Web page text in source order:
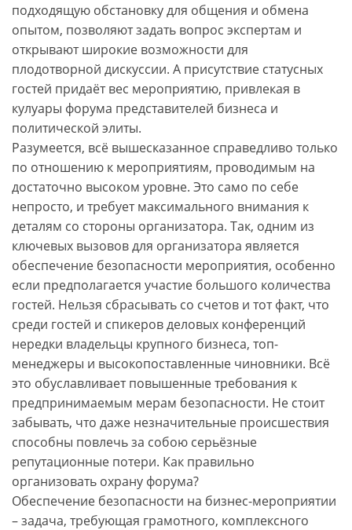
подходящую обстановку для общения и обмена
опытом, позволяют задать вопрос экспертам и
открывают широкие возможности для
плодотворной дискуссии. А присутствие статусных
гостей придаёт вес мероприятию, привлекая в
кулуары форума представителей бизнеса и
политической элиты.
Разумеется, всё вышесказанное справедливо только
по отношению к мероприятиям, проводимым на
достаточно высоком уровне. Это само по себе
непросто, и требует максимального внимания к
деталям со стороны организатора. Так, одним из
ключевых вызовов для организатора является
обеспечение безопасности мероприятия, особенно
если предполагается участие большого количества
гостей. Нельзя сбрасывать со счетов и тот факт, что
среди гостей и спикеров деловых конференций
нередки владельцы крупного бизнеса, топ-
менеджеры и высокопоставленные чиновники. Всё
это обуславливает повышенные требования к
предпринимаемым мерам безопасности. Не стоит
забывать, что даже незначительные происшествия
способны повлечь за собою серьёзные
репутационные потери. Как правильно
организовать охрану форума?
Обеспечение безопасности на бизнес-мероприятии
– задача, требующая грамотного, комплексного